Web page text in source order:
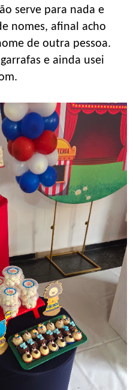
serve para nada e
nomes, afinal acho
de outra pessoa.
e ainda usei